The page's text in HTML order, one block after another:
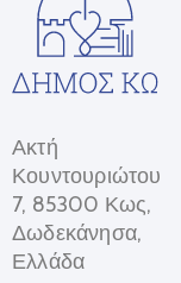
Ακτή
Κουντουριώτου
7, 85300 Κως,
Δωδεκάνησα,
Ελλάδα